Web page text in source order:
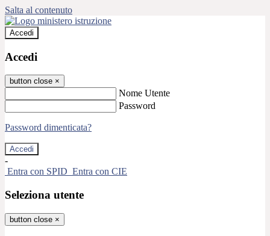
Salta al contenuto
Accedi
Accedi
button close ×
Nome Utente
Password
Password dimenticata?
-
Entra con SPID Entra con CIE
Seleziona utente
button close ×